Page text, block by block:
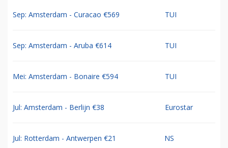
Sep: Amsterdam - Curacao €569 TUI
Sep: Amsterdam - Aruba €614 TUI
Mei: Amsterdam - Bonaire €594 TUI
Jul: Amsterdam - Berlijn €38 Eurostar
Jul: Rotterdam - Antwerpen €21 NS